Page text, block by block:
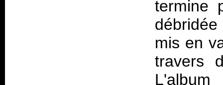
termine
mis en
travers